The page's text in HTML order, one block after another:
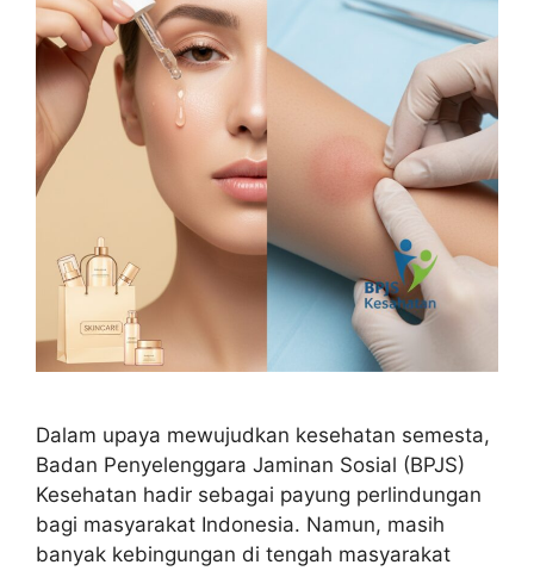
Dalam upaya mewujudkan kesehatan semesta,
Badan Penyelenggara Jaminan Sosial (BPJS)
Kesehatan hadir sebagai payung perlindungan
bagi masyarakat Indonesia. Namun, masih
banyak kebingungan di tengah masyarakat